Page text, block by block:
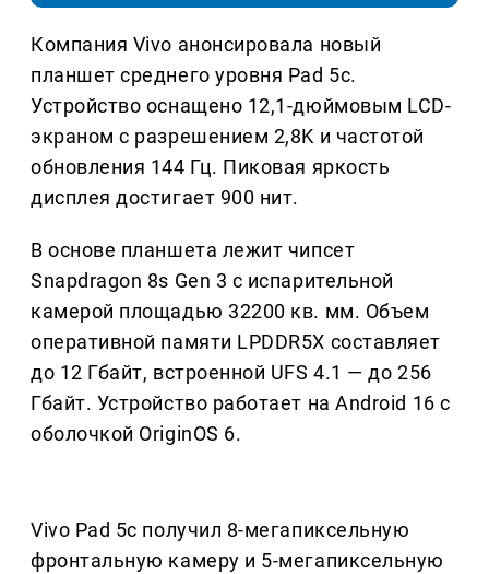
Компания Vivo анонсировала новый
планшет среднего уровня Pad 5c.
Устройство оснащено 12,1-дюймовым LCD-
экраном с разрешением 2,8K и частотой
обновления 144 Гц. Пиковая яркость
дисплея достигает 900 нит.
В основе планшета лежит чипсет
Snapdragon 8s Gen 3 с испарительной
камерой площадью 32200 кв. мм. Объем
оперативной памяти LPDDR5X составляет
до 12 Гбайт, встроенной UFS 4.1 — до 256
Гбайт. Устройство работает на Android 16 с
оболочкой OriginOS 6.
Vivo Pad 5c получил 8-мегапиксельную
фронтальную камеру и 5-мегапиксельную